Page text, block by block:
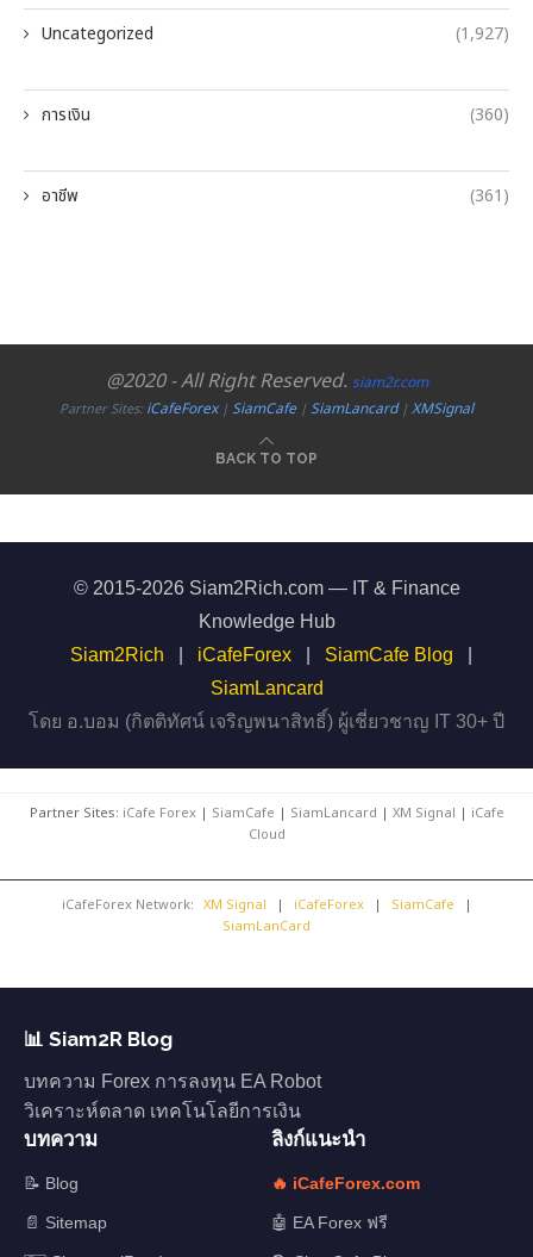
Uncategorized (1,927)
การเงิน (360)
อาชีพ (361)
@2020 - All Right Reserved. siam2r.com
Partner Sites:iCafeForex|SiamCafe|SiamLancard|XMSignal
BACK TO TOP
© 2015-2026 Siam2Rich.com — IT & Finance
Knowledge Hub
Siam2Rich
iCafeForex SiamCafe Blog
SiamLancard
โดย อ.บอม (กิตติทัศน์ เจริญพนาสิทธิ์) ผู้เชี่ยวชาญ IT 30+ ปี
Partner Sites: iCafe Forex| SiamCafe | SiamLancard | XM Signal | iCafe
Cloud
iCafeForex Network: XM Signal | iCafeForex | SiamCafe
|
SiamLanCard
📊 Siam2R Blog
บทความ Forex การลงทุน EA Robot
วิเคราะห์ตลาด เทคโนโลยีการเงิน
บทความ
📝 Blog
📄 Sitemap
ลิงก์แนะนำ
🔥 iCafeForex.com
🤖 EA Forex ฟรี